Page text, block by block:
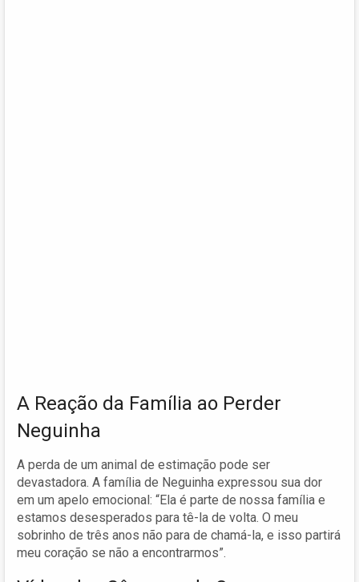
A Reação da Família ao Perder
Neguinha
A perda de um animal de estimação pode ser
devastadora. A família de Neguinha expressou sua dor
em um apelo emocional: “Ela é parte de nossa família e
estamos desesperados para tê-la de volta. O meu
sobrinho de três anos não para de chamá-la, e isso partirá
meu coração se não a encontrarmos”.